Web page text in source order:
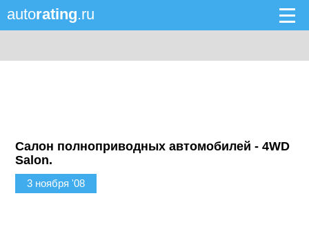
autorating.ru
Салон полноприводных автомобилей - 4WD
Salon.
3 ноября '08